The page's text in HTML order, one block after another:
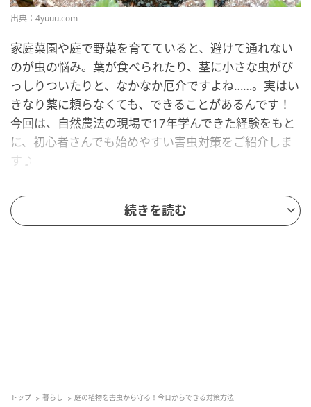
出典：4yuuu.com
家庭菜園や庭で野菜を育てていると、避けて通れない
のが虫の悩み。葉が食べられたり、茎に小さな虫がび
っしりついたりと、なかなか厄介ですよね……。実はい
きなり薬に頼らなくても、できることがあるんです！
今回は、自然農法の現場で17年学んできた経験をもと
に、初心者さんでも始めやすい害虫対策をご紹介しま
す♪
害虫対策①よく観察する
続きを読む
トップ 暮らし 庭の植物を害虫から守る！今日からできる対策方法